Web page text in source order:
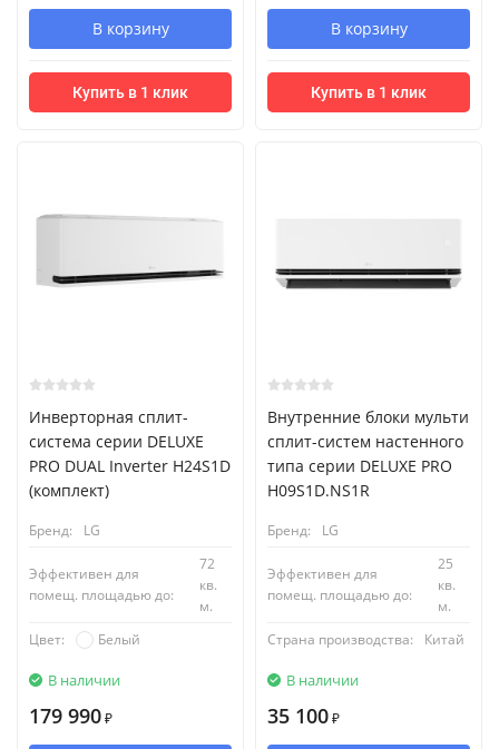
В корзину
Купить в 1 клик
В корзину
Купить в 1 клик
Инверторная сплит-
система серии DELUXE
PRO DUAL Inverter H24S1D
(комплект)
Бренд: LG
Эффективен для
помещ. площадью до:
72
кв.
м.
Цвет:
Белый
В наличии
179 990 ₽
Внутренние блоки мульти
сплит-систем настенного
типа серии DELUXE PRO
H09S1D.NS1R
Бренд: LG
Эффективен для
помещ. площадью до:
25
кв.
м.
Страна производства:
Китай
В наличии
35 100 ₽